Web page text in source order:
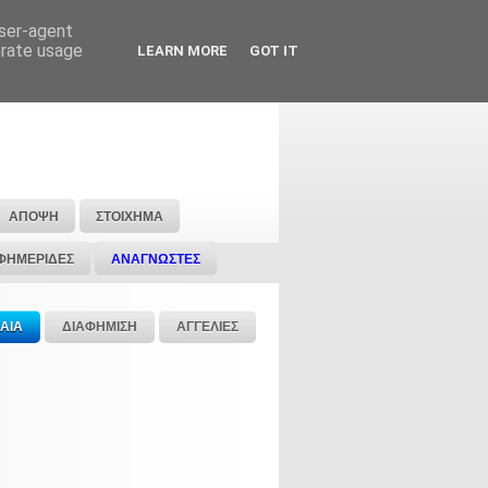
ΑΠΟΨΗ ΣΤΟΙΧΗΜΑ
ΑΝΑΓΝΩΣΤΕΣ
ΔΙΑΦΗΜΙΣΗ ΑΓΓΕΛΙΕΣ
agent
usage
LEARN MORE GOT IT